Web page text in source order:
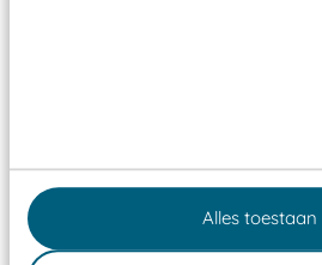
Alles toestaan